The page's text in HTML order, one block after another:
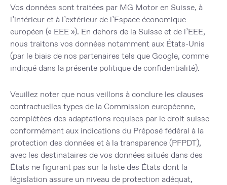
Vos données sont traitées par MG Motor en Suisse, à
l’intérieur et à l’extérieur de l’Espace économique
européen (« EEE »). En dehors de la Suisse et de l’EEE,
nous traitons vos données notamment aux États-Unis
(par le biais de nos partenaires tels que Google, comme
indiqué dans la présente politique de confidentialité).
Veuillez noter que nous veillons à conclure les clauses
contractuelles types de la Commission européenne,
complétées des adaptations requises par le droit suisse
conformément aux indications du Préposé fédéral à la
protection des données et à la transparence (PFPDT),
avec les destinataires de vos données situés dans des
États ne figurant pas sur la liste des États dont la
législation assure un niveau de protection adéquat,